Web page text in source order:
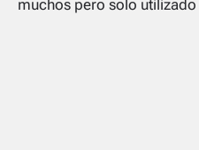
muchos pero solo